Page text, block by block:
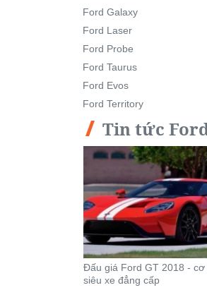
Ford Galaxy
Ford Laser
Ford Probe
Ford Taurus
Ford Evos
Ford Territory
Tin tức
Đấu giá Ford GT 2018 -
siêu xe đẳng cấp